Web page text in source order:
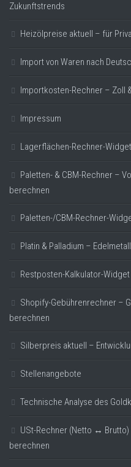
Zukunftstrends
Heizölpreise aktuell – für
Import von Waren nach
Importkosten-Rechner – Zoll
Impressum
Lagerflächen-Rechner-
Paletten- & CBM-Rechner –
berechnen
Paletten-/CBM-Rechner-
Platin & Palladium –
Restposten-Kalkulator-
Shopify-Gebührenrechner –
berechnen
Silberpreis aktuell –
Stellenangebote
Technische Analyse des
USt-Rechner (Netto ↔
berechnen